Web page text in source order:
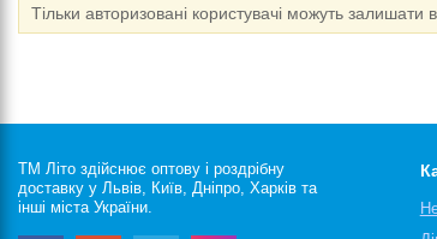
Тільки авторизовані користувачі можуть залишати
ТМ Літо здійснює оптову і роздрібну
доставку у Львів, Київ, Дніпро, Харків та
інші міста України.